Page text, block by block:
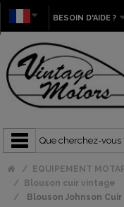
BESOIN D'AIDE ?
EQUIPEMENT
Blouson cuir vintage
Blouson Johnson